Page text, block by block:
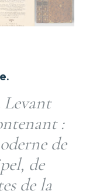
Levant
:
de
de
de la